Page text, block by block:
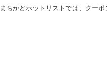
まちかどホットリストでは、クー